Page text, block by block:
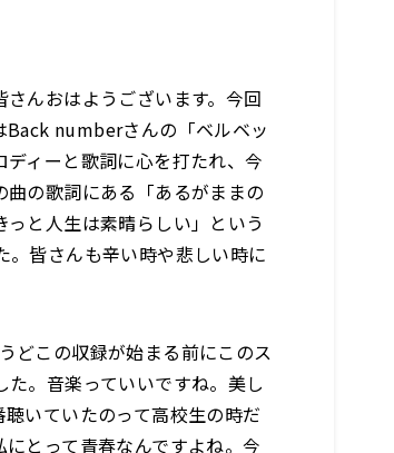
さんおはようございます。今回
Back numberさんの「ベルベッ
ィーと歌詞に心を打たれ、今
の歌詞にある「あるがままの
と人生は素晴らしい」という
皆さんも辛い時や悲しい時に
どこの収録が始まる前にこのス
。音楽っていいですね。美し
いていたのって高校生の時だ
とって青春なんですよね。今